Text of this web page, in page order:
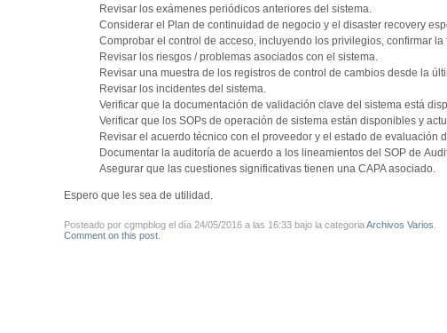
Revisar los exámenes periódicos anteriores del sistema.
Considerar el Plan de continuidad de negocio y el disaster recovery
Comprobar el control de acceso, incluyendo los privilegios, confirmar
Revisar los riesgos / problemas asociados con el sistema.
Revisar una muestra de los registros de control de cambios desde la
Revisar los incidentes del sistema.
Verificar que la documentación de validación clave del sistema está
Verificar que los SOPs de operación de sistema están disponibles y
Revisar el acuerdo técnico con el proveedor y el estado de evaluación
Documentar la auditoría de acuerdo a los lineamientos del SOP de
Asegurar que las cuestiones significativas tienen una CAPA asociado.
Espero que les sea de utilidad.
Posteado por cgmpblog el día 24/05/2016 a las 16:33 bajo la categoriaArchivos Varios
Comment on this post.